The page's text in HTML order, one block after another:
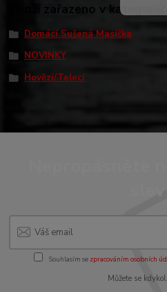
Zboží zařazeno v kategoriích
Domácí Sušená Masíčka
NOVINKY
Hovězí/Telecí
Souhlasím se zpracováním osobních
Můžete se